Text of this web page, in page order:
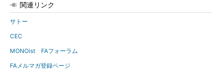
関連リンク
サトー
CEC
MONOist FAフォーラム
FAメルマガ登録ページ